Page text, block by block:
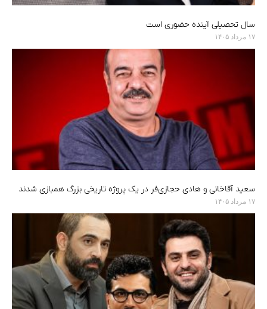
سال تحصیلی آینده حضوری است
۱۷ مرداد ۱۴۰۵
سعید آقاخانی و هادی حجازی‌فر در یک پروژه تاریخی بزرگ همبازی شدند
۱۷ مرداد ۱۴۰۵